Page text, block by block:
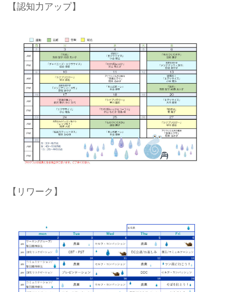
【認知力アップ】
【リワーク】